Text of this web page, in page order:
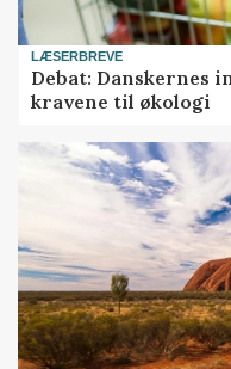
LÆSERBREVE
Debat: Danskernes
kravene til økologi